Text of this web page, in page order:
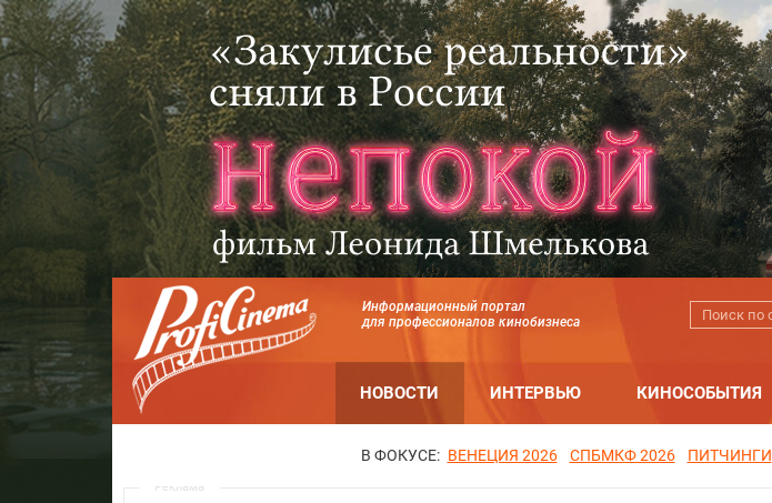
Информационный портал
для профессионалов кинобизнеса
НОВОСТИ ИНТЕРВЬЮ КИНОСОБЫТИЯ
В ФОКУСЕ: ВЕНЕЦИЯ 2026 СПБМКФ 2026 ПИТЧИНГИ
Реклама